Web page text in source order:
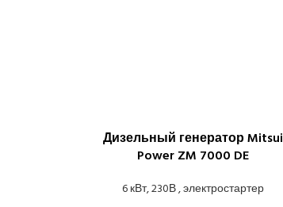
Дизельный генератор Mitsui
Power ZM 7000 DE
6 кВт, 230В , электростартер